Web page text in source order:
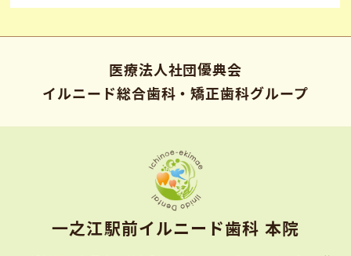
医療法人社団優典会
イルニード総合歯科・矯正歯科グループ
⼀之江駅前イルニード⻭科 本院